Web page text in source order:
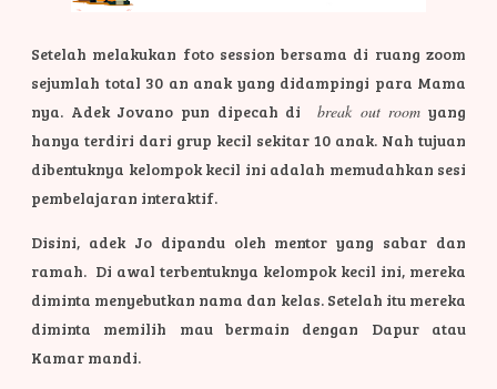
Setelah melakukan foto session bersama di ruang zoom
sejumlah total 30 an anak yang didampingi para Mama
nya. Adek Jovano pun dipecah di
break out room yang
hanya terdiri dari grup kecil sekitar 10 anak. Nah tujuan
dibentuknya kelompok kecil ini adalah memudahkan sesi
pembelajaran interaktif.
Disini, adek Jo dipandu oleh mentor yang sabar dan
ramah. Di awal terbentuknya kelompok kecil ini, mereka
diminta menyebutkan nama dan kelas. Setelah itu mereka
diminta memilih mau bermain dengan Dapur atau
Kamar mandi.